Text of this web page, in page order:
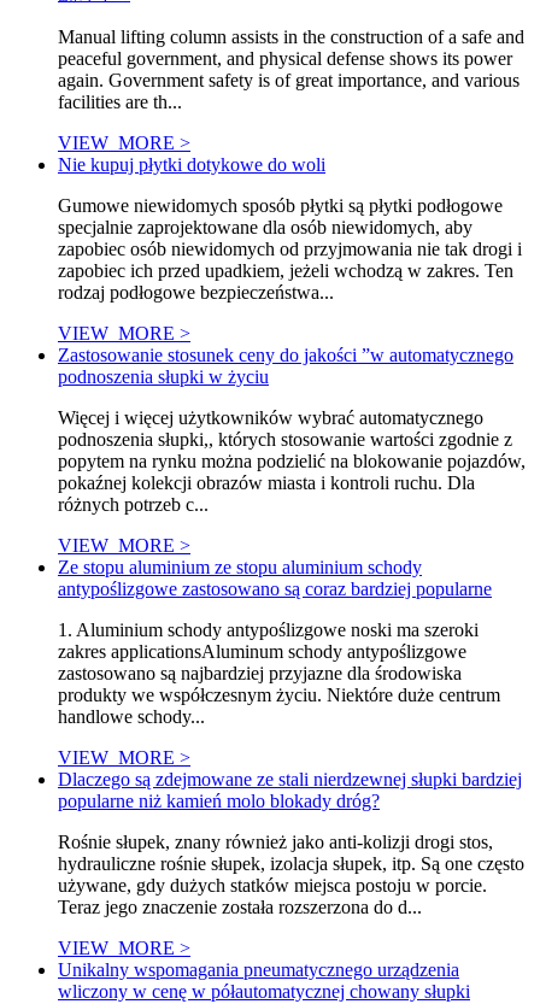
Manual lifting column assists in the construction of a safe and
peaceful government, and physical defense shows its power
again. Government safety is of great importance, and various
facilities are th...
VIEW_MORE >
Nie kupuj płytki dotykowe do woli
Gumowe niewidomych sposób płytki są płytki podłogowe
specjalnie zaprojektowane dla osób niewidomych, aby
zapobiec osób niewidomych od przyjmowania nie tak drogi i
zapobiec ich przed upadkiem, jeżeli wchodzą w zakres. Ten
rodzaj podłogowe bezpieczeństwa...
VIEW_MORE >
Zastosowanie stosunek ceny do jakości ”w automatycznego
podnoszenia słupki w życiu
Więcej i więcej użytkowników wybrać automatycznego
podnoszenia słupki,, których stosowanie wartości zgodnie z
popytem na rynku można podzielić na blokowanie pojazdów,
pokaźnej kolekcji obrazów miasta i kontroli ruchu. Dla
różnych potrzeb c...
VIEW_MORE >
Ze stopu aluminium ze stopu aluminium schody
antypoślizgowe zastosowano są coraz bardziej popularne
1. Aluminium schody antypoślizgowe noski ma szeroki
zakres applicationsAluminum schody antypoślizgowe
zastosowano są najbardziej przyjazne dla środowiska
produkty we współczesnym życiu. Niektóre duże centrum
handlowe schody...
VIEW_MORE >
Dlaczego są zdejmowane ze stali nierdzewnej słupki bardziej
popularne niż kamień molo blokady dróg?
Rośnie słupek, znany również jako anti-kolizji drogi stos,
hydrauliczne rośnie słupek, izolacja słupek, itp. Są one często
używane, gdy dużych statków miejsca postoju w porcie.
Teraz jego znaczenie została rozszerzona do d...
VIEW_MORE >
Unikalny wspomagania pneumatycznego urządzenia
wliczony w cenę w półautomatycznej chowany słupki